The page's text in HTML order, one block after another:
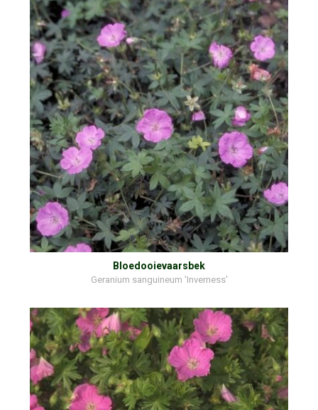
Bloedooievaarsbek
Geranium sanguineum 'Inverness'